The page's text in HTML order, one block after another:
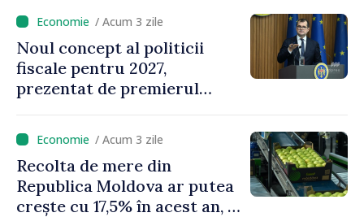
de milioane de lei îi lăsăm
oamenilor”/ Acum 3 zile
Noul concept al politicii
fiscale pentru 2027,
prezentat de premierul
puțin munca, stimulăm
investițiile, taxăm viciile și
echilibrăm taxarea
consumului”
/ Acum 3 zile
Recolta de mere din
Republica Moldova ar putea
crește cu 17,5% în acest an, în